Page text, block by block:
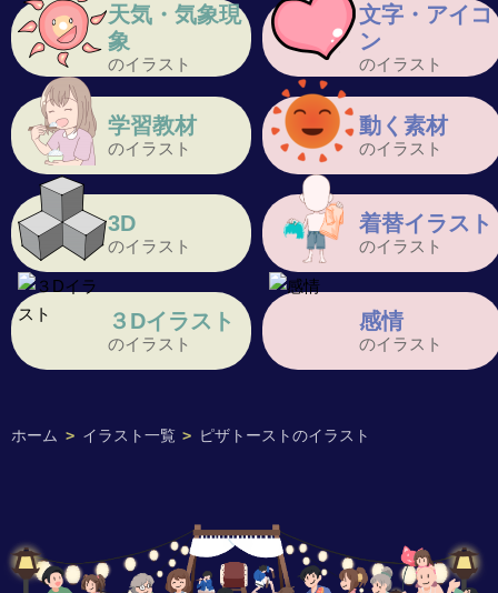
ホーム > イラスト一覧 > ピザトーストのイラスト
天気・気象現
象
のイラスト
文字・アイコ
ン
のイラスト
学習教材
のイラスト
動く素材
のイラスト
3D
のイラスト
着替イラスト
のイラスト
３Dイラスト
のイラスト
感情
のイラスト